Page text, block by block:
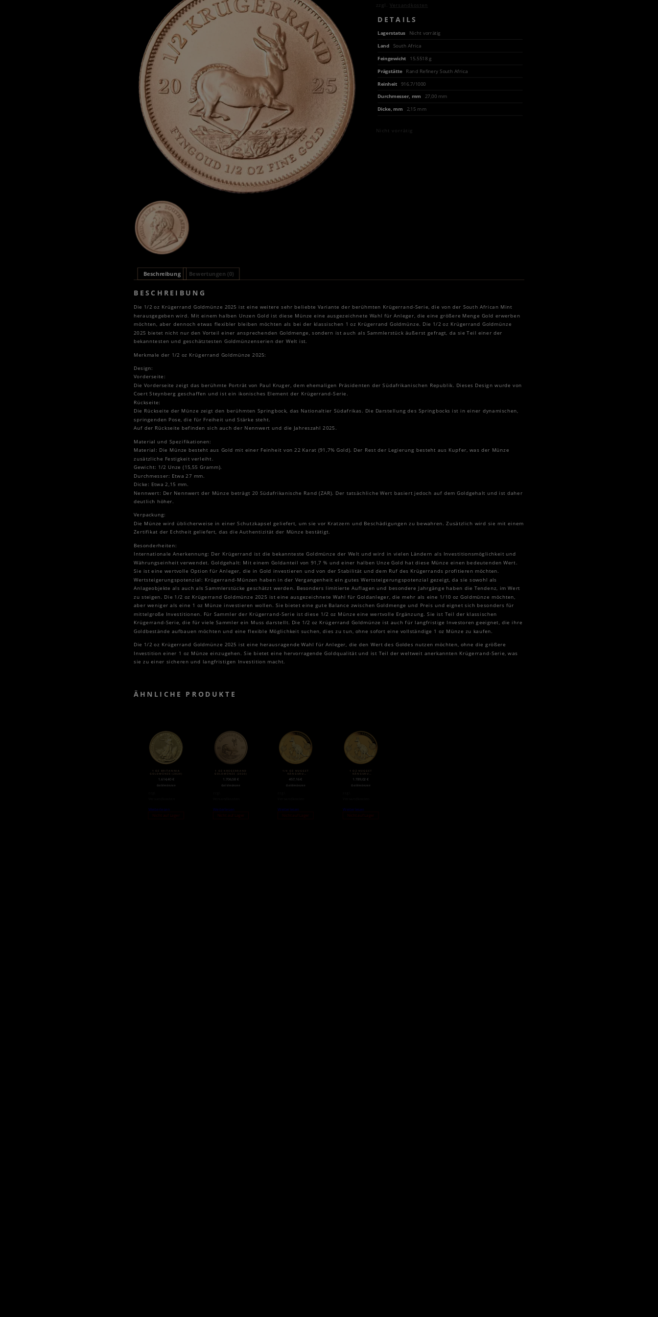
zzgl. Versandkosten
DETAILS
Lagerstatus
Nicht vorrätig
Land
South Africa
Feingewicht
15.5518 g
Prägstätte
Rand Refinery South Africa
Reinheit
916.7/1000
Durchmesser, mm
27,00 mm
Dicke, mm 2,15 mm
Nicht vorrätig
Beschreibung Bewertungen (0)
BESCHREIBUNG
Die 1/2 oz Krügerrand Goldmünze 2025 ist eine weitere sehr beliebte Variante der berühmten Krügerrand-Serie, die von der South African Mint
herausgegeben wird. Mit einem halben Unzen Gold ist diese Münze eine ausgezeichnete Wahl für Anleger, die eine größere Menge Gold erwerben
möchten, aber dennoch etwas flexibler bleiben möchten als bei der klassischen 1 oz Krügerrand Goldmünze. Die 1/2 oz Krügerrand Goldmünze
2025 bietet nicht nur den Vorteil einer ansprechenden Goldmenge, sondern ist auch als Sammlerstück äußerst gefragt, da sie Teil einer der
bekanntesten und geschätztesten Goldmünzenserien der Welt ist.
Merkmale der 1/2 oz Krügerrand Goldmünze 2025:
Design:
Vorderseite:
Die Vorderseite zeigt das berühmte Porträt von Paul Kruger, dem ehemaligen Präsidenten der Südafrikanischen Republik. Dieses Design wurde von
Coert Steynberg geschaffen und ist ein ikonisches Element der Krügerrand-Serie.
Rückseite:
Die Rückseite der Münze zeigt den berühmten Springbock, das Nationaltier Südafrikas. Die Darstellung des Springbocks ist in einer dynamischen,
springenden Pose, die für Freiheit und Stärke steht.
Auf der Rückseite befinden sich auch der Nennwert und die Jahreszahl 2025.
Material und Spezifikationen:
Material: Die Münze besteht aus Gold mit einer Feinheit von 22 Karat (91,7% Gold). Der Rest der Legierung besteht aus Kupfer, was der Münze
zusätzliche Festigkeit verleiht.
Gewicht: 1/2 Unze (15,55 Gramm).
Durchmesser: Etwa 27 mm.
Dicke: Etwa 2,15 mm.
Nennwert: Der Nennwert der Münze beträgt 20 Südafrikanische Rand (ZAR). Der tatsächliche Wert basiert jedoch auf dem Goldgehalt und ist daher
deutlich höher.
Verpackung:
Die Münze wird üblicherweise in einer Schutzkapsel geliefert, um sie vor Kratzern und Beschädigungen zu bewahren. Zusätzlich wird sie mit einem
Zertifikat der Echtheit geliefert, das die Authentizität der Münze bestätigt.
Besonderheiten:
Internationale Anerkennung: Der Krügerrand ist die bekannteste Goldmünze der Welt und wird in vielen Ländern als Investitionsmöglichkeit und
Währungseinheit verwendet. Goldgehalt: Mit einem Goldanteil von 91,7 % und einer halben Unze Gold hat diese Münze einen bedeutenden Wert.
Sie ist eine wertvolle Option für Anleger, die in Gold investieren und von der Stabilität und dem Ruf des Krügerrands profitieren möchten.
Wertsteigerungspotenzial: Krügerrand-Münzen haben in der Vergangenheit ein gutes Wertsteigerungspotenzial gezeigt, da sie sowohl als
Anlageobjekte als auch als Sammlerstücke geschätzt werden. Besonders limitierte Auflagen und besondere Jahrgänge haben die Tendenz, im Wert
zu steigen. Die 1/2 oz Krügerrand Goldmünze 2025 ist eine ausgezeichnete Wahl für Goldanleger, die mehr als eine 1/10 oz Goldmünze möchten,
aber weniger als eine 1 oz Münze investieren wollen. Sie bietet eine gute Balance zwischen Goldmenge und Preis und eignet sich besonders für
mittelgroße Investitionen. Für Sammler der Krügerrand-Serie ist diese 1/2 oz Münze eine wertvolle Ergänzung. Sie ist Teil der klassischen
Krügerrand-Serie, die für viele Sammler ein Muss darstellt. Die 1/2 oz Krügerrand Goldmünze ist auch für langfristige Investoren geeignet, die ihre
Goldbestände aufbauen möchten und eine flexible Möglichkeit suchen, dies zu tun, ohne sofort eine vollständige 1 oz Münze zu kaufen.
Die 1/2 oz Krügerrand Goldmünze 2025 ist eine herausragende Wahl für Anleger, die den Wert des Goldes nutzen möchten, ohne die größere
Investition einer 1 oz Münze einzugehen. Sie bietet eine hervorragende Goldqualität und ist Teil der weltweit anerkannten Krügerrand-Serie, was
sie zu einer sicheren und langfristigen Investition macht.
ÄHNLICHE PRODUKTE
1 OZ BRITANNIA
GOLDMÜNZE (2020)
1.614,40 €
Goldmünzen
Weiterlesen
Nicht auf Lager
1 OZ KRÜGERRAND
GOLDMÜNZE (2020)
1.706,58€
Goldmünzen
Weiterlesen
Nicht auf Lager
1/4 OZ NUGGET
KÄNGURU
457,16€
Goldmünzen
Weiterlesen
Nicht auf Lager
1 OZ NUGGET
KÄNGURU
1.789,02€
Goldmünzen
Weiterlesen
Nicht auf Lager